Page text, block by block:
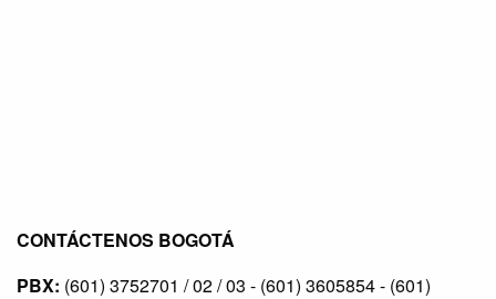
CONTÁCTENOS BOGOTÁ
PBX: (601) 3752701 / 02 / 03 - (601) 3605854 - (601)